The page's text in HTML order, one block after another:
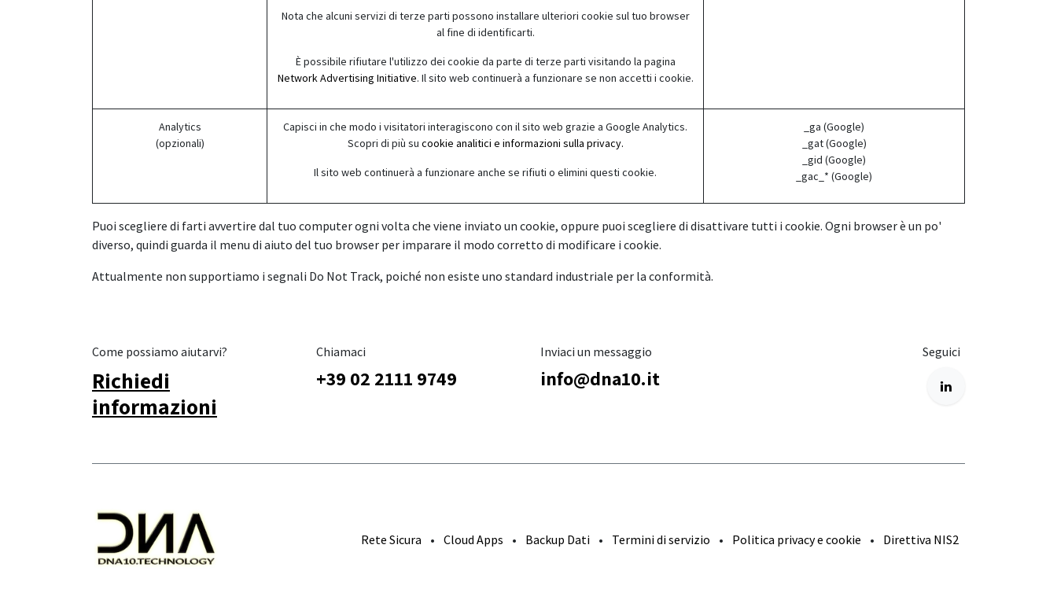
Nota che alcuni servizi di terze parti possono installare ulteriori cookie sul tuo browser
al fine di identificarti.
È possibile rifiutare l'utilizzo dei cookie da parte di terze parti visitando la pagina
Network Advertising Initiative. Il sito web continuerà a funzionare se non accetti i cookie.
Analytics
(opzionali)
Capisci in che modo i visitatori interagiscono con il sito web grazie a Google Analytics.
Scopri di più su cookie analitici e informazioni sulla privacy.
Il sito web continuerà a funzionare anche se rifiuti o elimini questi cookie.
_ga (Google)
_gat (Google)
_gid (Google)
_gac_* (Google)
Puoi scegliere di farti avvertire dal tuo computer ogni volta che viene inviato un cookie, oppure puoi scegliere di disattivare tutti i cookie. Ogni browser è un po'
diverso, quindi guarda il menu di aiuto del tuo browser per imparare il modo corretto di modificare i cookie.
Attualmente non supportiamo i segnali Do Not Track, poiché non esiste uno standard industriale per la conformità.
Come possiamo aiutarvi?
Richiedi
informazioni
Chiamaci
+39 02 2111 9749
Inviaci un messaggio
info@dna10.it
Seguici
Rete Sicura • Cloud Apps • Backup Dati • Termini di servizio • Politica privacy e cookie • Direttiva NIS2